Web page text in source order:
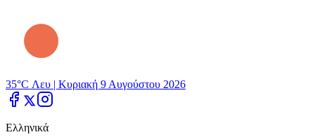
35°C Λευ | Κυριακή 9 Αυγούστου 2026
Ελληνικά